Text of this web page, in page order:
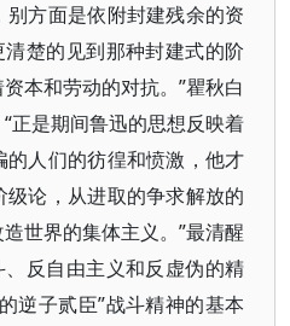
方面是依附封建残余的资
楚的见到那种封建式的阶
本和劳动的对抗。”瞿秋白
正是期间鲁迅的思想反映着
人们的彷徨和愤激，他才
论，从进取的争求解放的
世界的集体主义。”最清醒
、反自由主义和反虚伪的精
逆子贰臣”战斗精神的基本